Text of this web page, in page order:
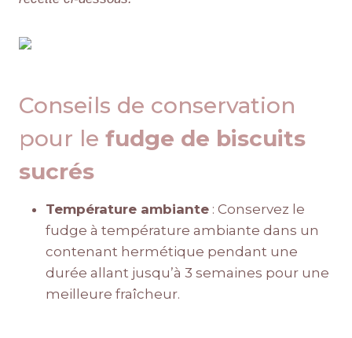
Conseils de conservation
pour le fudge de biscuits
sucrés
Température ambiante : Conservez le
fudge à température ambiante dans un
contenant hermétique pendant une
durée allant jusqu’à 3 semaines pour une
meilleure fraîcheur.